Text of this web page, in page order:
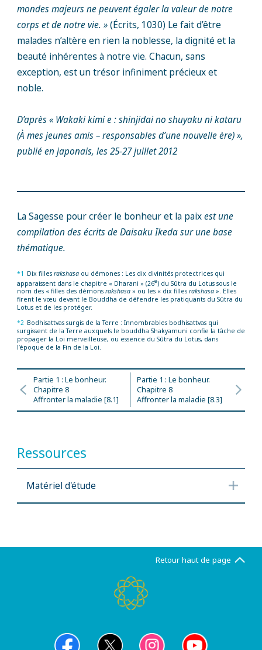
mondes majeurs ne peuvent égaler la valeur de notre
corps et de notre vie. »(Écrits, 1030) Le fait d’être
malades n’altère en rien la noblesse, la dignité et la
beauté inhérentes à notre vie. Chacun, sans
exception, est un trésor infiniment précieux et
noble.
D’après « Wakaki kimi e : shinjidai no shuyaku ni kataru
(À mes jeunes amis – responsables d’une nouvelle ère) »,
publié en japonais, les 25-27 juillet 2012
La Sagesse pour créer le bonheur et la paixest une
compilation des écrits de Daisaku Ikeda sur une base
thématique.
*1 Dix filles rakshasaou démones : Les dix divinités protectrices qui
apparaissent dans le chapitre « Dharani » (26e) du Sûtra du Lotus sous le
nom des « filles des démons rakshasa» ou les « dix filles rakshasa». Elles
firent le vœu devant le Bouddha de défendre les pratiquants du Sûtra du
Lotus et de les protéger.
*2 Bodhisattvas surgis de la Terre : Innombrables bodhisattvas qui
surgissent de la Terre auxquels le bouddha Shakyamuni confie la tâche de
propager la Loi merveilleuse, ou essence du Sûtra du Lotus, dans
l’époque de la Fin de la Loi.
Partie 1 : Le bonheur.
Chapitre 8
Affronter la maladie [8.1]
Partie 1 : Le bonheur.
Chapitre 8
Affronter la maladie [8.3]
Ressources
Matériel d'étude
Retour haut de page